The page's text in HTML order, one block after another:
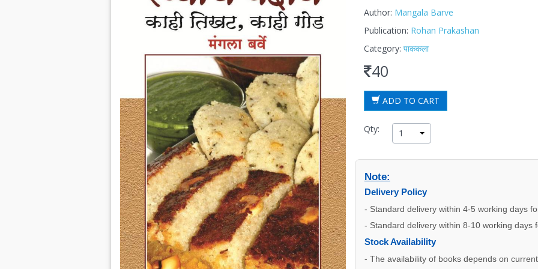
Author: Mangala Barve
Publication: Rohan Prakashan
Category: पाककला
40
ADD TO CART
Qty: 1
Note:
Delivery Policy
- Standard delivery within 4-5 working days
- Standard delivery within 8-10 working days
Stock Availability
- The availability of books depends on